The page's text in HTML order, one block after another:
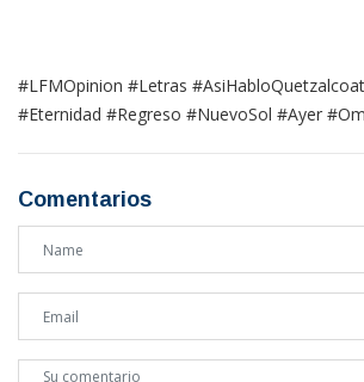
#LFMOpinion #Letras
#Eternidad #Regreso #NuevoSol #Ayer
Comentarios